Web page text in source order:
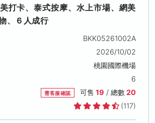
打卡、泰式按摩、水上市場、網美
、６人成行
BKK05261002A
2026/10/02
桃園國際機場
6
需客服確認 可售 19 / 總數20
(117)